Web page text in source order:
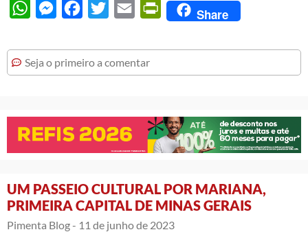
WhatsAppMessengerFacebook
Twitter Email PrintFriendly
Share
Seja o primeiro a comentar
UM PASSEIO CULTURAL POR MARIANA,
PRIMEIRA CAPITAL DE MINAS GERAIS
Pimenta Blog - 11 de junho de 2023